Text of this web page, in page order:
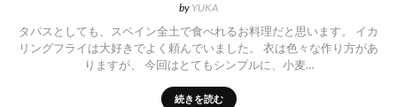
by YUKA
タパスとしても、スペイン全土で食べれるお料理だと思います。 イカ
リングフライは大好きでよく頼んでいました。 衣は色々な作り方があ
りますが、 今回はとてもシンプルに、小麦…
続きを読む